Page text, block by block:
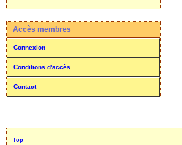
Accès membres
Connexion
Conditions d'accès
Contact
Top